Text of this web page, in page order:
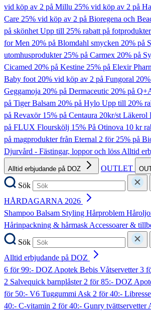
vid köp av 2 på Millu 25% vid köp av 2 på
Care 25% vid köp av 2 på Bioregena och
på skönhetUpp till 25% rabatt på fotprodukter
for Men 20% på Blomdahl smycken 20% på
utomhusprodukter25% på Carmex 20% på
Cicamed 20% på Kestine 25% på Elexir
Baby foot20% vid köp av 2 på Fungoral
Geggamoja 20% på Dermaceutic 20% på
på Tiger Balsam 20% på Hylo Upp till 20%
på Revaxör 15% på Centaura 20kr/st Läkerol
på FLUX Flourskölj 15% På Otinova 10 kr
på magprodukter från Eternal 2 för 25% på
Djurvård - Fästingar, loppor och lössAlltid
Alltid erbjudande på DOZ OUTLET
Sök
HÅRDAGARNA 2026
Shampoo Balsam Styling Hårproblem
Hårinpackning & hårmaskAccessoarer &
Sök
Alltid erbjudande på DOZ
6 för 99:- DOZ Apotek Bebis Våtservetter3
2 Salvequick barnplåster2 för 85:- DOZ
för 50:- V6 Tuggummi Ask 2 för 40:-
40:- C-vitamin 2 för 40:- Gunry tvättservetter